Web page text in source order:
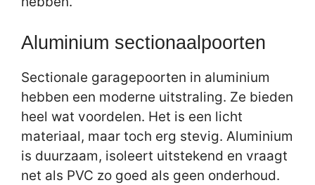
Aluminium sectionaalpoorten
Sectionale garagepoorten in aluminium
hebben een moderne uitstraling. Ze bieden
heel wat voordelen. Het is een licht
materiaal, maar toch erg stevig. Aluminium
is duurzaam, isoleert uitstekend en vraagt
net als PVC zo goed als geen onderhoud.